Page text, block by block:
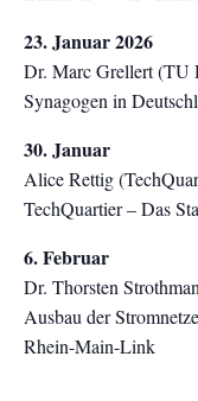
23. Januar 2026
Dr. Marc Grellert (TU
Synagogen in
30. Januar
Alice Rettig
TechQuartier – Das
6. Februar
Dr. Thorsten
Ausbau der
Rhein-Main-Link